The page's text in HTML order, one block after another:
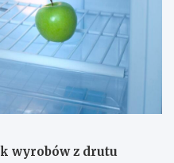
wyrobów z drutu